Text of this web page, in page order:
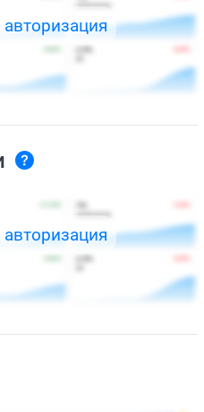
авторизация
авторизация